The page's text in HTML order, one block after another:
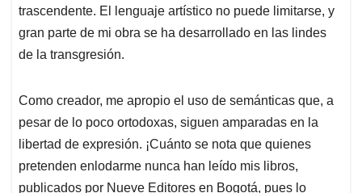
trascendente. El lenguaje artístico no puede limitarse, y
gran parte de mi obra se ha desarrollado en las lindes
de la transgresión.
Como creador, me apropio el uso de semánticas que, a
pesar de lo poco ortodoxas, siguen amparadas en la
libertad de expresión. ¡Cuánto se nota que quienes
pretenden enlodarme nunca han leído mis libros,
publicados por Nueve Editores en Bogotá, pues lo